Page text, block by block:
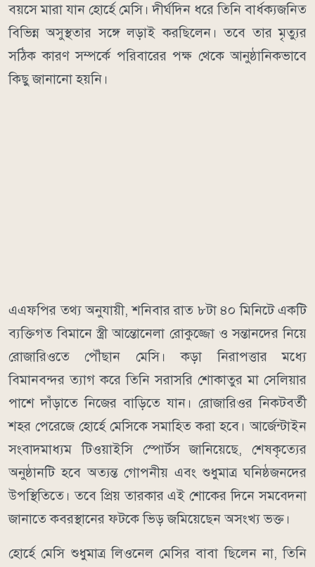
বয়সে মারা যান হোর্হে মেসি। দীর্ঘদিন ধরে তিনি বার্ধক্যজনিত
বিভিন্ন অসুস্থতার সঙ্গে লড়াই করছিলেন। তবে তার মৃত্যুর
সঠিক কারণ সম্পর্কে পরিবারের পক্ষ থেকে আনুষ্ঠানিকভাবে
কিছু জানানো হয়নি।
এএফপির তথ্য অনুযায়ী, শনিবার রাত ৮টা ৪০ মিনিটে একটি
ব্যক্তিগত বিমানে স্ত্রী আন্তোনেলা রোকুজ্জো ও সন্তানদের নিয়ে
রোজারিওতে পৌঁছান মেসি। কড়া নিরাপত্তার মধ্যে
বিমানবন্দর ত্যাগ করে তিনি সরাসরি শোকাতুর মা সেলিয়ার
পাশে দাঁড়াতে নিজের বাড়িতে যান। রোজারিওর নিকটবর্তী
শহর পেরেজে হোর্হে মেসিকে সমাহিত করা হবে। আর্জেন্টাইন
সংবাদমাধ্যম টিওয়াইসি স্পোর্টস জানিয়েছে, শেষকৃত্যের
অনুষ্ঠানটি হবে অত্যন্ত গোপনীয় এবং শুধুমাত্র ঘনিষ্ঠজনদের
উপস্থিতিতে। তবে প্রিয় তারকার এই শোকের দিনে সমবেদনা
জানাতে কবরস্থানের ফটকে ভিড় জমিয়েছেন অসংখ্য ভক্ত।
হোর্হে মেসি শুধুমাত্র লিওনেল মেসির বাবা ছিলেন না, তিনি